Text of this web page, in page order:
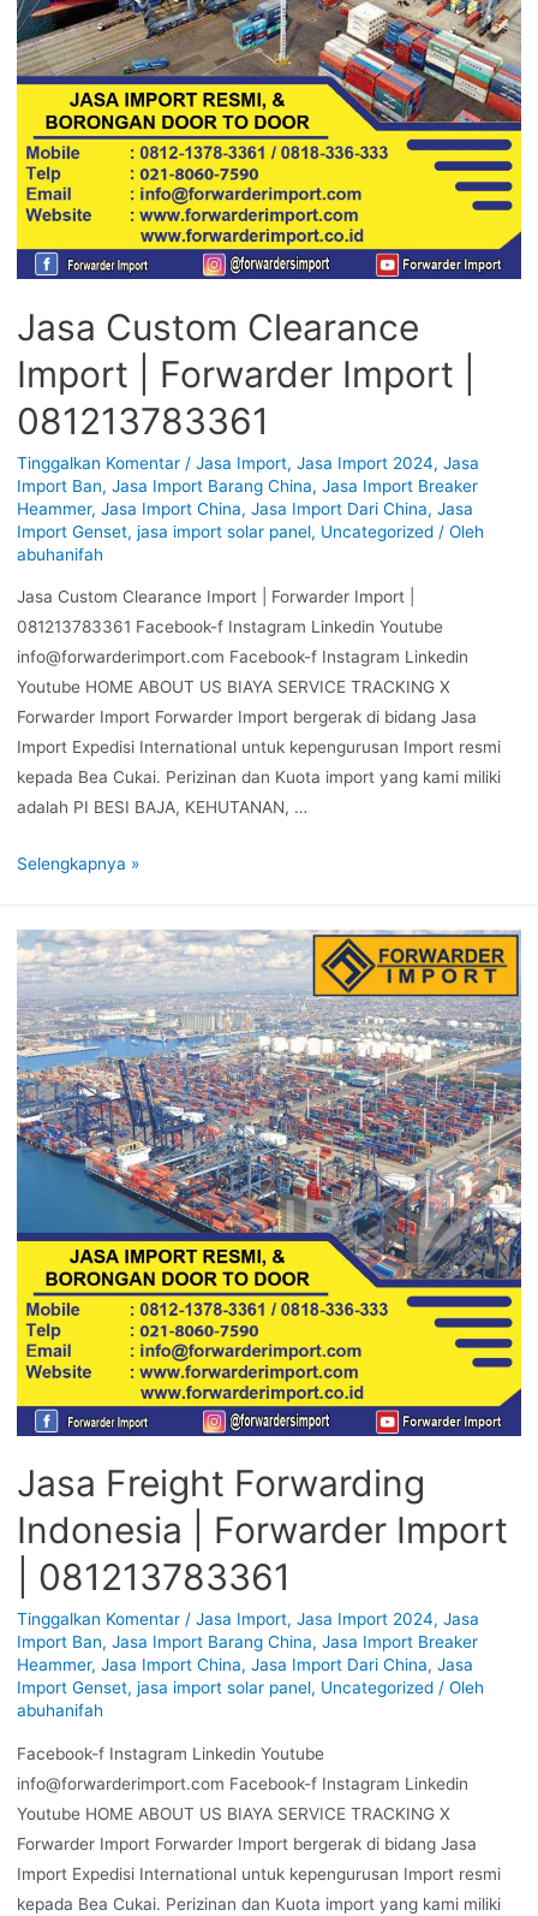
Jasa Custom Clearance
Import | Forwarder Import |
081213783361
Tinggalkan Komentar / Jasa Import, Jasa Import 2024, Jasa
Import Ban, Jasa Import Barang China, Jasa Import Breaker
Heammer, Jasa Import China, Jasa Import Dari China, Jasa
Import Genset, jasa import solar panel, Uncategorized/ Oleh
abuhanifah
Jasa Custom Clearance Import | Forwarder Import |
081213783361 Facebook-f Instagram Linkedin Youtube
info@forwarderimport.com Facebook-f Instagram Linkedin
Youtube HOME ABOUT US BIAYA SERVICE TRACKING X
Forwarder Import Forwarder Import bergerak di bidang Jasa
Import Expedisi International untuk kepengurusan Import resmi
kepada Bea Cukai. Perizinan dan Kuota import yang kami miliki
adalah PI BESI BAJA, KEHUTANAN, …
Selengkapnya »
Jasa Freight Forwarding
Indonesia | Forwarder Import
| 081213783361
Tinggalkan Komentar / Jasa Import, Jasa Import 2024, Jasa
Import Ban, Jasa Import Barang China, Jasa Import Breaker
Heammer, Jasa Import China, Jasa Import Dari China, Jasa
Import Genset, jasa import solar panel, Uncategorized/ Oleh
abuhanifah
Facebook-f Instagram Linkedin Youtube
info@forwarderimport.com Facebook-f Instagram Linkedin
Youtube HOME ABOUT US BIAYA SERVICE TRACKING X
Forwarder Import Forwarder Import bergerak di bidang Jasa
Import Expedisi International untuk kepengurusan Import resmi
kepada Bea Cukai. Perizinan dan Kuota import yang kami miliki